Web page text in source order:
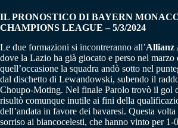
IL PRONOSTICO DI BAYERN
CHAMPIONS LEAGUE – 5/3/2024
Le due formazioni si incontreranno all’Allianz
dove la Lazio ha già giocato e perso nel marzo
quell’occasione la squadra andò sotto nel
dal dischetto di Lewandowski, subendo il
Choupo-Moting. Nel finale Parolo trovò il gol
risultò comunque inutile ai fini della
dell’andata in favore dei bavaresi. Questa volta
sorriso ai biancocelesti, che hanno vinto per 1-